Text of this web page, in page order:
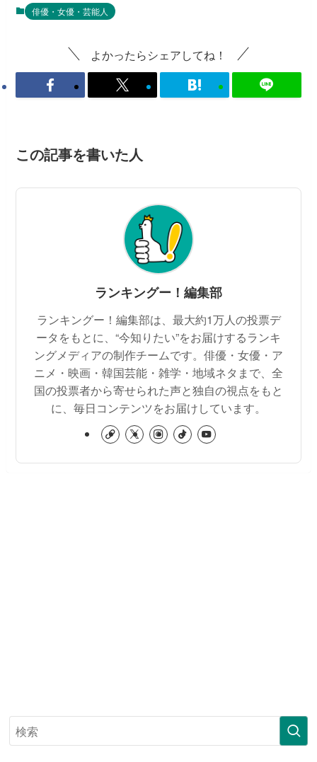
俳優・女優・芸能人
よかったらシェアしてね！
この記事を書いた人
ランキングー！編集部
ランキングー！編集部は、最大約1万人の投票デ
ータをもとに、“今知りたい”をお届けするランキ
ングメディアの制作チームです。俳優・女優・ア
ニメ・映画・韓国芸能・雑学・地域ネタまで、全
国の投票者から寄せられた声と独自の視点をもと
に、毎日コンテンツをお届けしています。